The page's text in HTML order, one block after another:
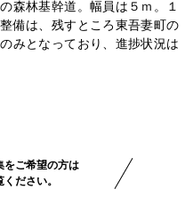
森林基幹道。幅員は５ｍ。１
備は、残すところ東吾妻町の
みとなっており、進捗状況は
をご希望の方は
ださい。